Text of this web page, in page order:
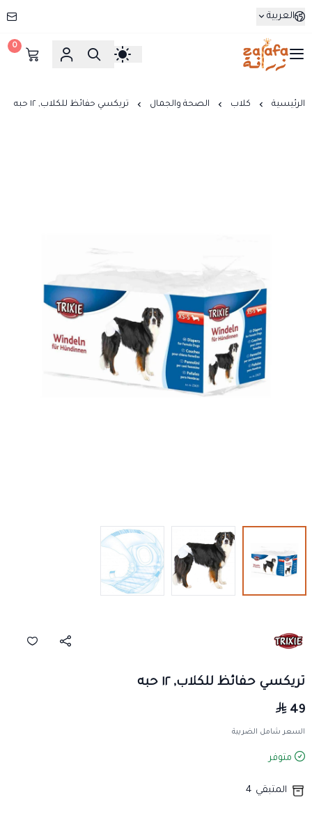
العربية
زرافة
0
الرئيسية كلاب الصحة والجمال تريكسي حفائظ للكلاب, ١٢ حبه
تريكسي حفائظ للكلاب, ١٢ حبه
49
السعر شامل الضريبة
متوفر
المتبقي 4